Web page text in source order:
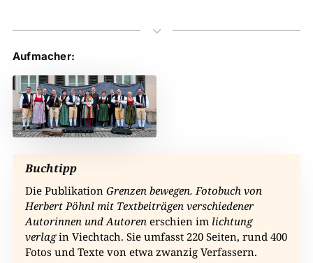
3
Aufmacher:
Buchtipp
Die Publikation Grenzen bewegen. Fotobuch von
Herbert Pöhnl mit Textbeiträgen verschiedener
Autorinnen und Autoren erschien im lichtung
verlag in Viechtach. Sie umfasst 220 Seiten, rund 400
Fotos und Texte von etwa zwanzig Verfassern.